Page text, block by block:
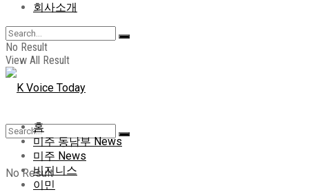
회사소개
No Result
View All Result
No Result
홈
미주 동남부 News
미주 News
비지니스
이민